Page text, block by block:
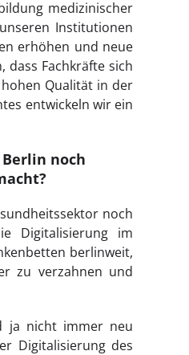
medizinischer
Institutionen
erhöhen und neue
dass Fachkräfte sich
Qualität in der
entwickeln wir ein
noch
noch
Digitalisierung im
berlinweit,
zu verzahnen und
ja nicht immer neu
Digitalisierung des